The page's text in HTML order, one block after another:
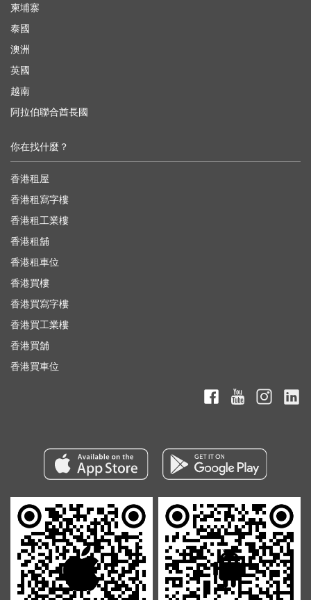
柬埔寨
泰國
澳洲
英國
越南
阿拉伯聯合酋長國
你在找什麼？
香港租屋
香港租寫字樓
香港租工業樓
香港租舖
香港租車位
香港買樓
香港買寫字樓
香港買工業樓
香港買舖
香港買車位